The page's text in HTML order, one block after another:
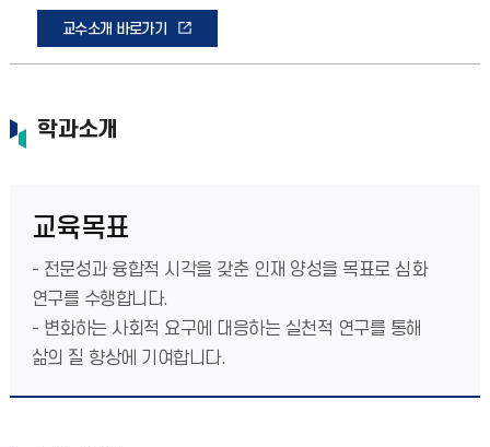
교수소개 바로가기
학과소개
교육목표
- 전문성과 융합적 시각을 갖춘 인재 양성을 목표로 심화
연구를 수행합니다.
- 변화하는 사회적 요구에 대응하는 실천적 연구를 통해
삶의 질 향상에 기여합니다.